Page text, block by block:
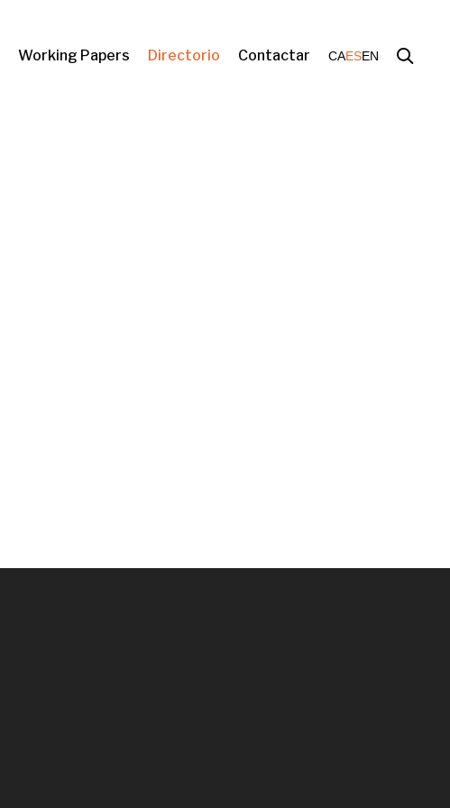
Working Papers Directorio Contactar CAESEN